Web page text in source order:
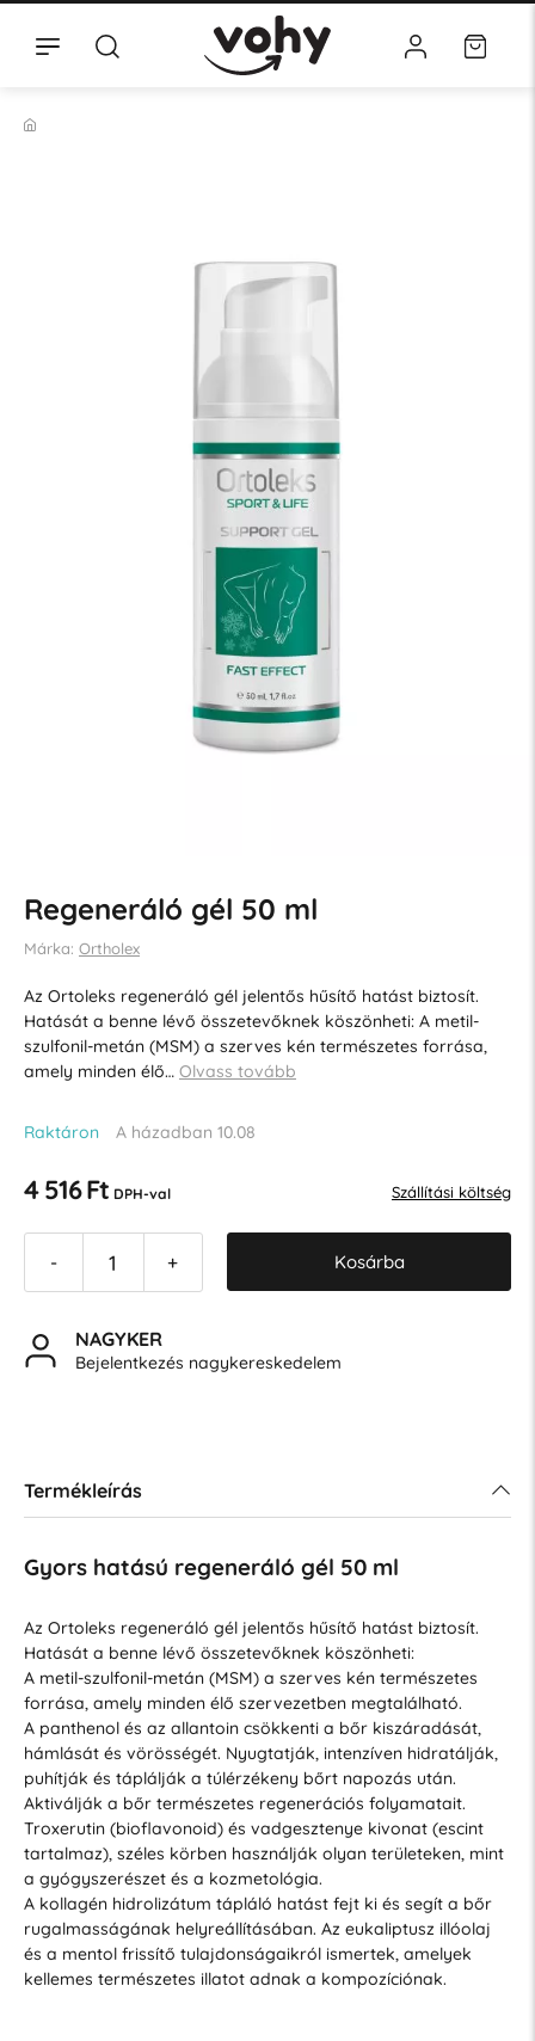
Regeneráló gél 50 ml
Márka: Ortholex
Az Ortoleks regeneráló gél jelentős hűsítő hatást biztosít.
Hatását a benne lévő összetevőknek köszönheti: A metil-
szulfonil-metán (MSM) a szerves kén természetes forrása,
amely minden élő… Olvass tovább
Raktáron A házadban 10.08
4 516 Ft DPH-val Szállítási költség
- + Kosárba
NAGYKER
Bejelentkezés nagykereskedelem
Termékleírás
Gyors hatású regeneráló gél 50 ml
Az Ortoleks regeneráló gél jelentős hűsítő hatást biztosít.
Hatását a benne lévő összetevőknek köszönheti:
A metil-szulfonil-metán (MSM) a szerves kén természetes
forrása, amely minden élő szervezetben megtalálható.
A panthenol és az allantoin csökkenti a bőr kiszáradását,
hámlását és vörösségét. Nyugtatják, intenzíven hidratálják,
puhítják és táplálják a túlérzékeny bőrt napozás után.
Aktiválják a bőr természetes regenerációs folyamatait.
Troxerutin (bioflavonoid) és vadgesztenye kivonat (escint
tartalmaz), széles körben használják olyan területeken, mint
a gyógyszerészet és a kozmetológia.
A kollagén hidrolizátum tápláló hatást fejt ki és segít a bőr
rugalmasságának helyreállításában. Az eukaliptusz illóolaj
és a mentol frissítő tulajdonságaikról ismertek, amelyek
kellemes természetes illatot adnak a kompozíciónak.